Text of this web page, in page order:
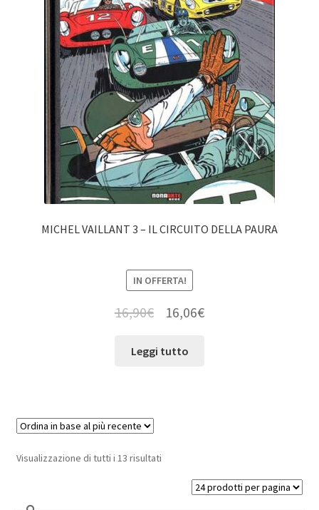
MICHEL VAILLANT 3 – IL CIRCUITO DELLA PAURA
IN OFFERTA!
16,90€ 16,06€
Leggi tutto
Visualizzazione di tutti i 13 risultati
Cerca